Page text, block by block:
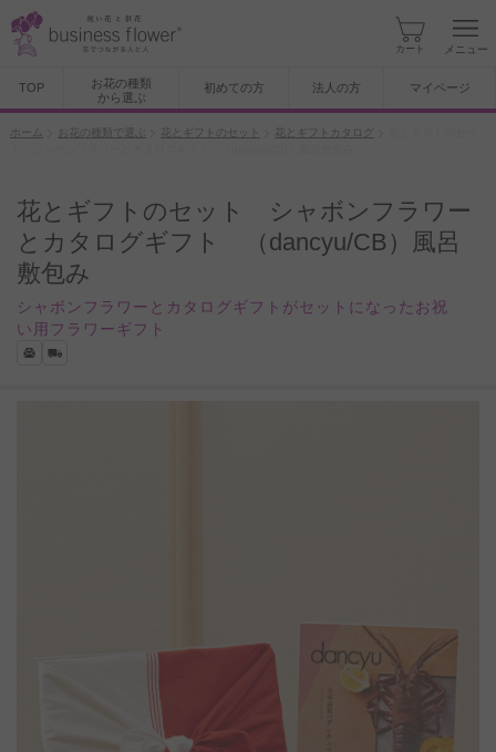
カート メニュー
TOP
お花の種類
から選ぶ
初めての方 法人の方 マイページ
ホーム お花の種類で選ぶ 花とギフトのセット 花とギフトカタログ
花とギフトのセット シャボンフラワー
とカタログギフト （dancyu/CB）風呂
敷包み
シャボンフラワーとカタログギフトがセットになったお祝
い用フラワーギフト